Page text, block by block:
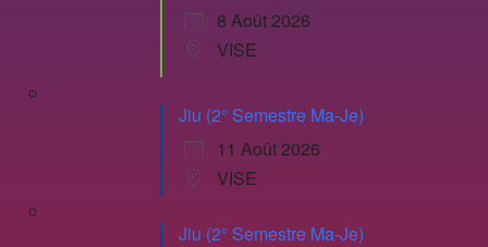
8 Août 2026
VISE
Jiu (2° Semestre Ma-Je)
11 Août 2026
VISE
Jiu (2° Semestre Ma-Je)